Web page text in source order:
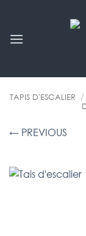
contenu
TAPIS D'ESCALIER /
← PREVIOUS